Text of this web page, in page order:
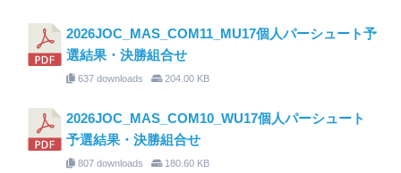
2026JOC_MAS_COM11_MU17個人パーシュート予
選結果・決勝組合せ
637 downloads 204.00 KB
2026JOC_MAS_COM10_WU17個人パーシュート
予選結果・決勝組合せ
807 downloads 180.60 KB